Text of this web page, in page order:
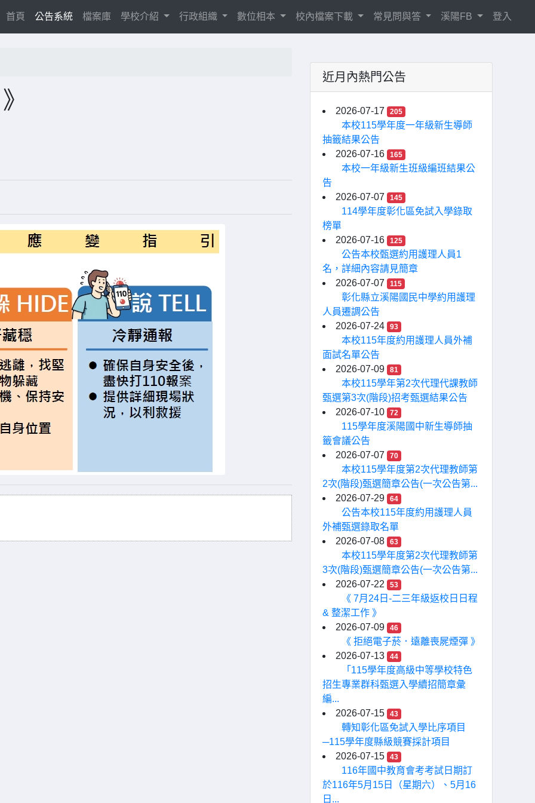
首頁(current)
公告系統 檔案庫 學校介紹 行政組織 數位相本 校內檔案下載 常見問與答 溪陽FB 登入
近月內熱門公告
2026-07-17 205
本校115學年度一年級新生導師
抽籤結果公告
2026-07-16
165
本校一年級新生班級編班結果公
告
2026-07-07
145
114學年度彰化區免試入學錄取
榜單
2026-07-16
125
公告本校甄選約用護理人員1
名，詳細內容請見簡章
2026-07-07
115
彰化縣立溪陽國民中學約用護理
人員遷調公告
2026-07-24
93
本校115年度約用護理人員外補
面試名單公告
2026-07-09
81
本校115學年第2次代理代課教師
甄選第3次(階段)招考甄選結果公告
2026-07-10
72
115學年度溪陽國中新生導師抽
籤會議公告
2026-07-07
70
本校115學年度第2次代理教師第
2次(階段)甄選簡章公告(一次公告第...
2026-07-29
64
公告本校115年度約用護理人員
外補甄選錄取名單
2026-07-08
63
本校115學年度第2次代理教師第
3次(階段)甄選簡章公告(一次公告第...
2026-07-22
53
《 7月24日-二三年級返校日日程
& 整潔工作 》
2026-07-09
46
《 拒絕電子菸．遠離喪屍煙彈 》
2026-07-13
44
「115學年度高級中等學校特色
招生專業群科甄選入學續招簡章彙
編...
2026-07-15
43
轉知彰化區免試入學比序項目
─115學年度縣級競賽採計項目
2026-07-15
43
116年國中教育會考考試日期訂
於116年5月15日（星期六）、5月16
日...